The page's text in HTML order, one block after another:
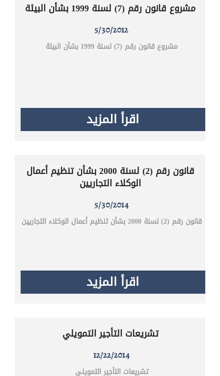
مشروع قانون رقم (7) لسنة 1999 بشأن البيئة
5/30/2012
مشروع قانون رقم (7) لسنة 1999 بشأن البيئة
اقرأ المزيد
قانون رقم (2) لسنة 2000 بشأن تنظيم أعمال
الوكلاء التجاريين
5/30/2014
قانون رقم (2) لسنة 2000 بشأن تنظيم أعمال الوكلاء التجاريين
اقرأ المزيد
تشريعات التأجير التمويلي
12/22/2014
تشريعات التأجير التمويلي